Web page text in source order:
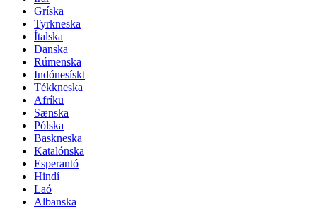
Gríska
Tyrkneska
Ítalska
Danska
Rúmenska
Indónesískt
Tékkneska
Afríku
Sænska
Pólska
Baskneska
Katalónska
Esperantó
Hindí
Laó
Albanska